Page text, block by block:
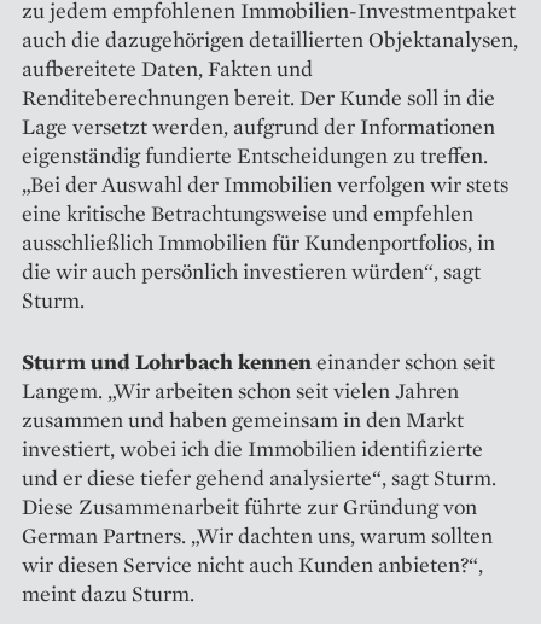
zu jedem empfohlenen Immobilien-Investmentpaket
auch die dazugehörigen detaillierten Objektanalysen,
aufbereitete Daten, Fakten und
Renditeberechnungen bereit. Der Kunde soll in die
Lage versetzt werden, aufgrund der Informationen
eigenständig fundierte Entscheidungen zu treffen.
„Bei der Auswahl der Immobilien verfolgen wir stets
eine kritische Betrachtungsweise und empfehlen
ausschließlich Immo­bilien für Kundenportfolios, in
die wir auch persönlich investieren würden“, sagt
Sturm.
Sturm und Lohrbach kenneneinander schon seit
Langem. „Wir arbeiten schon seit vielen Jahren
zusammen und haben gemeinsam in den Markt
investiert, wobei ich die Immobilien identifizierte
und er diese tiefer gehend analysierte“, sagt Sturm.
Diese Zusammenarbeit führte zur Gründung von
German Partners. „Wir dachten uns, warum sollten
wir diesen Service nicht auch Kunden anbieten?“,
meint dazu Sturm.